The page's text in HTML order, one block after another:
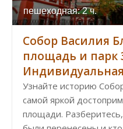
пешеходная: 2 ч.
Собор Василия
площадь и парк
Индивидуальная
Узнайте историю
самой яркой
площади.